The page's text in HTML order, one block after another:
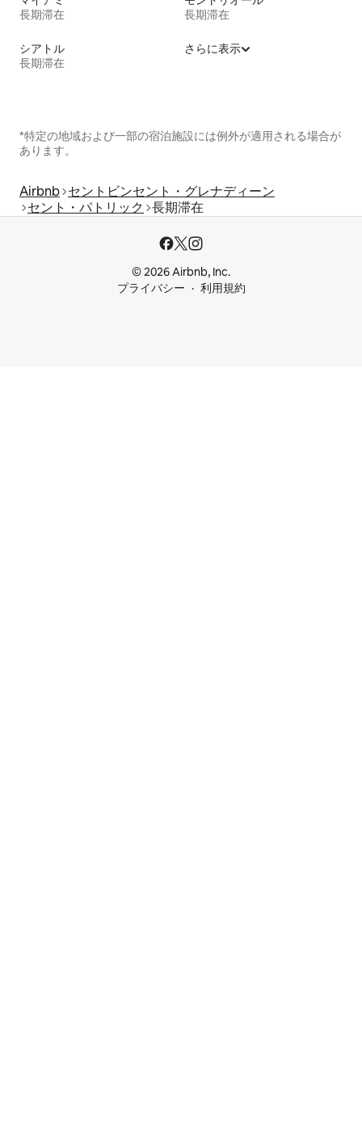
長期滞在
長期滞在
シアトル
長期滞在
さらに表示
*特定の地域および一部の宿泊施設には例外が適用される場合が
あります。
Airbnb セントビンセント・グレナディーン
セント・パトリック
長期滞在
© 2026 Airbnb, Inc.
プライバシー
利用規約